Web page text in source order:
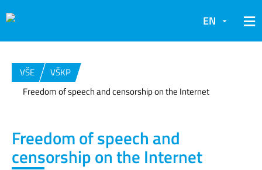
EN
VŠE
VŠKP
Freedom of speech and censorship on the Internet
Freedom of speech and
censorship on the Internet